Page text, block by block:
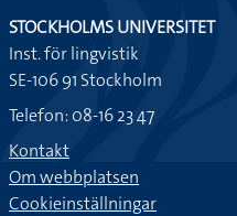
STOCKHOLMS UNIVERSITET
Inst. för lingvistik
SE-106 91 Stockholm
Telefon: 08-16 23 47
Kontakt
Om webbplatsen
Cookieinställningar